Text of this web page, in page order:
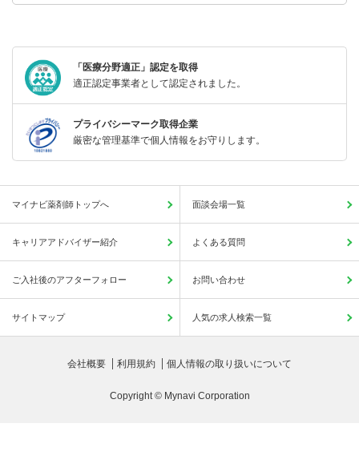
「医療分野適正」認定を取得
適正認定事業者として認定されました。
プライバシーマーク取得企業
厳密な管理基準で個人情報をお守りします。
マイナビ薬剤師トップへ 面談会場一覧
キャリアアドバイザー紹介 よくある質問
ご入社後のアフターフォロー お問い合わせ
サイトマップ 人気の求人検索一覧
会社概要 利用規約 個人情報の取り扱いについて
Copyright © Mynavi Corporation